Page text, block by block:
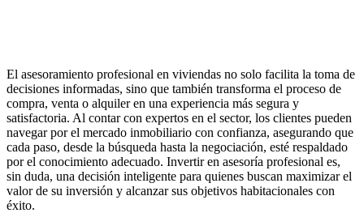
El asesoramiento profesional en viviendas no solo facilita la toma de
decisiones informadas, sino que también transforma el proceso de
compra, venta o alquiler en una experiencia más segura y
satisfactoria. Al contar con expertos en el sector, los clientes pueden
navegar por el mercado inmobiliario con confianza, asegurando que
cada paso, desde la búsqueda hasta la negociación, esté respaldado
por el conocimiento adecuado. Invertir en asesoría profesional es,
sin duda, una decisión inteligente para quienes buscan maximizar el
valor de su inversión y alcanzar sus objetivos habitacionales con
éxito.